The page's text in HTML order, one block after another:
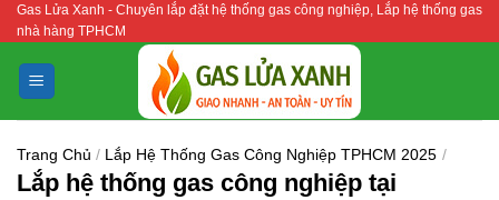
Bỏ
qua
nội
dung
Gas Lửa Xanh - Chuyên lắp đặt hệ thống gas công nghiệp, Lắp hệ thống gas
nhà hàng TPHCM
Trang Chủ / Lắp Hệ Thống Gas Công Nghiệp TPHCM 2025 /
Lắp hệ thống gas công nghiệp tại